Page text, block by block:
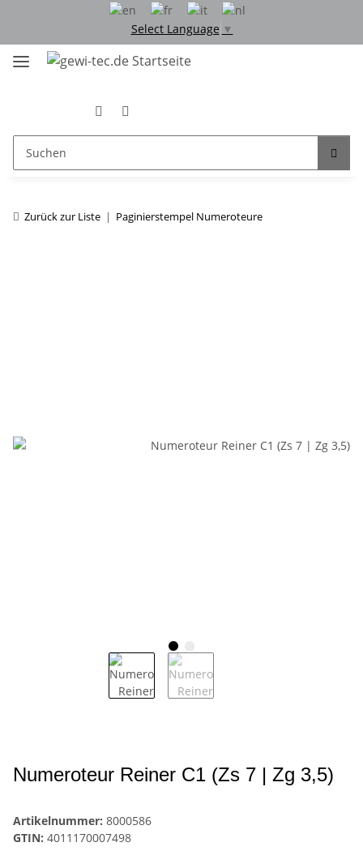
Select Language ▼
Zurück zur Liste Paginierstempel Numeroteure
Numeroteur Reiner C1 (Zs 7 | Zg 3,5)
Artikelnummer: 8000586
GTIN: 4011170007498